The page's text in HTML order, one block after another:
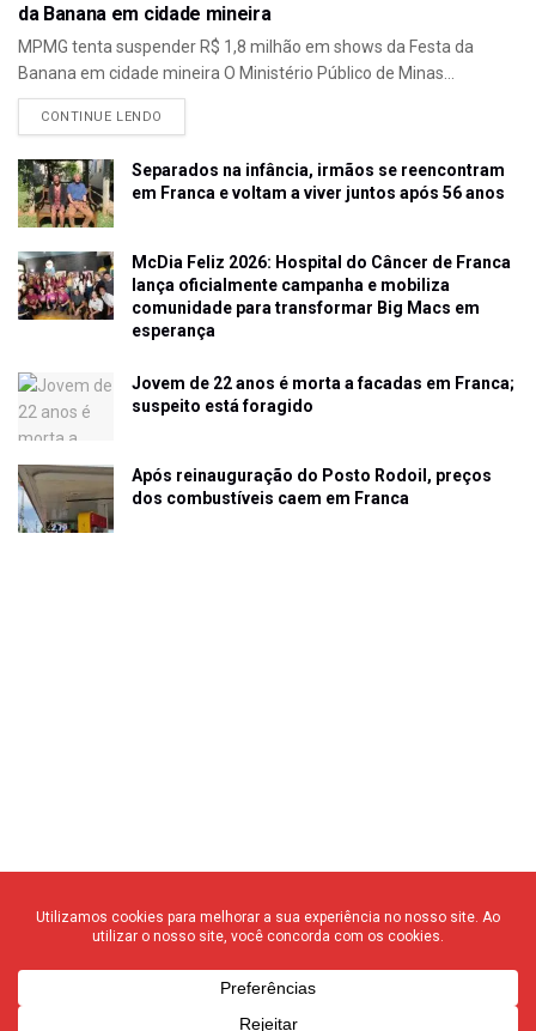
da Banana em cidade mineira
MPMG tenta suspender R$ 1,8 milhão em shows da Festa da
Banana em cidade mineira O Ministério Público de Minas...
CONTINUE LENDO
Separados na infância, irmãos se reencontram
em Franca e voltam a viver juntos após 56 anos
McDia Feliz 2026: Hospital do Câncer de Franca
lança oficialmente campanha e mobiliza
comunidade para transformar Big Macs em
esperança
Jovem de 22 anos é morta a facadas em Franca;
suspeito está foragido
Após reinauguração do Posto Rodoil, preços
dos combustíveis caem em Franca
© 2020 F3 Notícias – Todos os direitos reservados